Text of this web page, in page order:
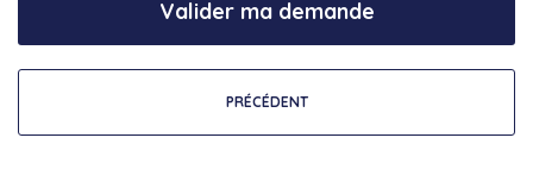
PRÉCÉDENT
Valider ma demande